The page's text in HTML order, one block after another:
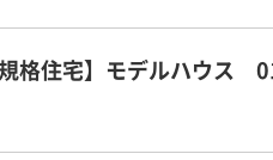
格住宅】モデルハウス